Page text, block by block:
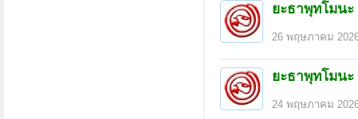
ยะธาพุทโมนะ
26 พฤษภาคม
ยะธาพุทโมนะ
24 พฤษภาคม